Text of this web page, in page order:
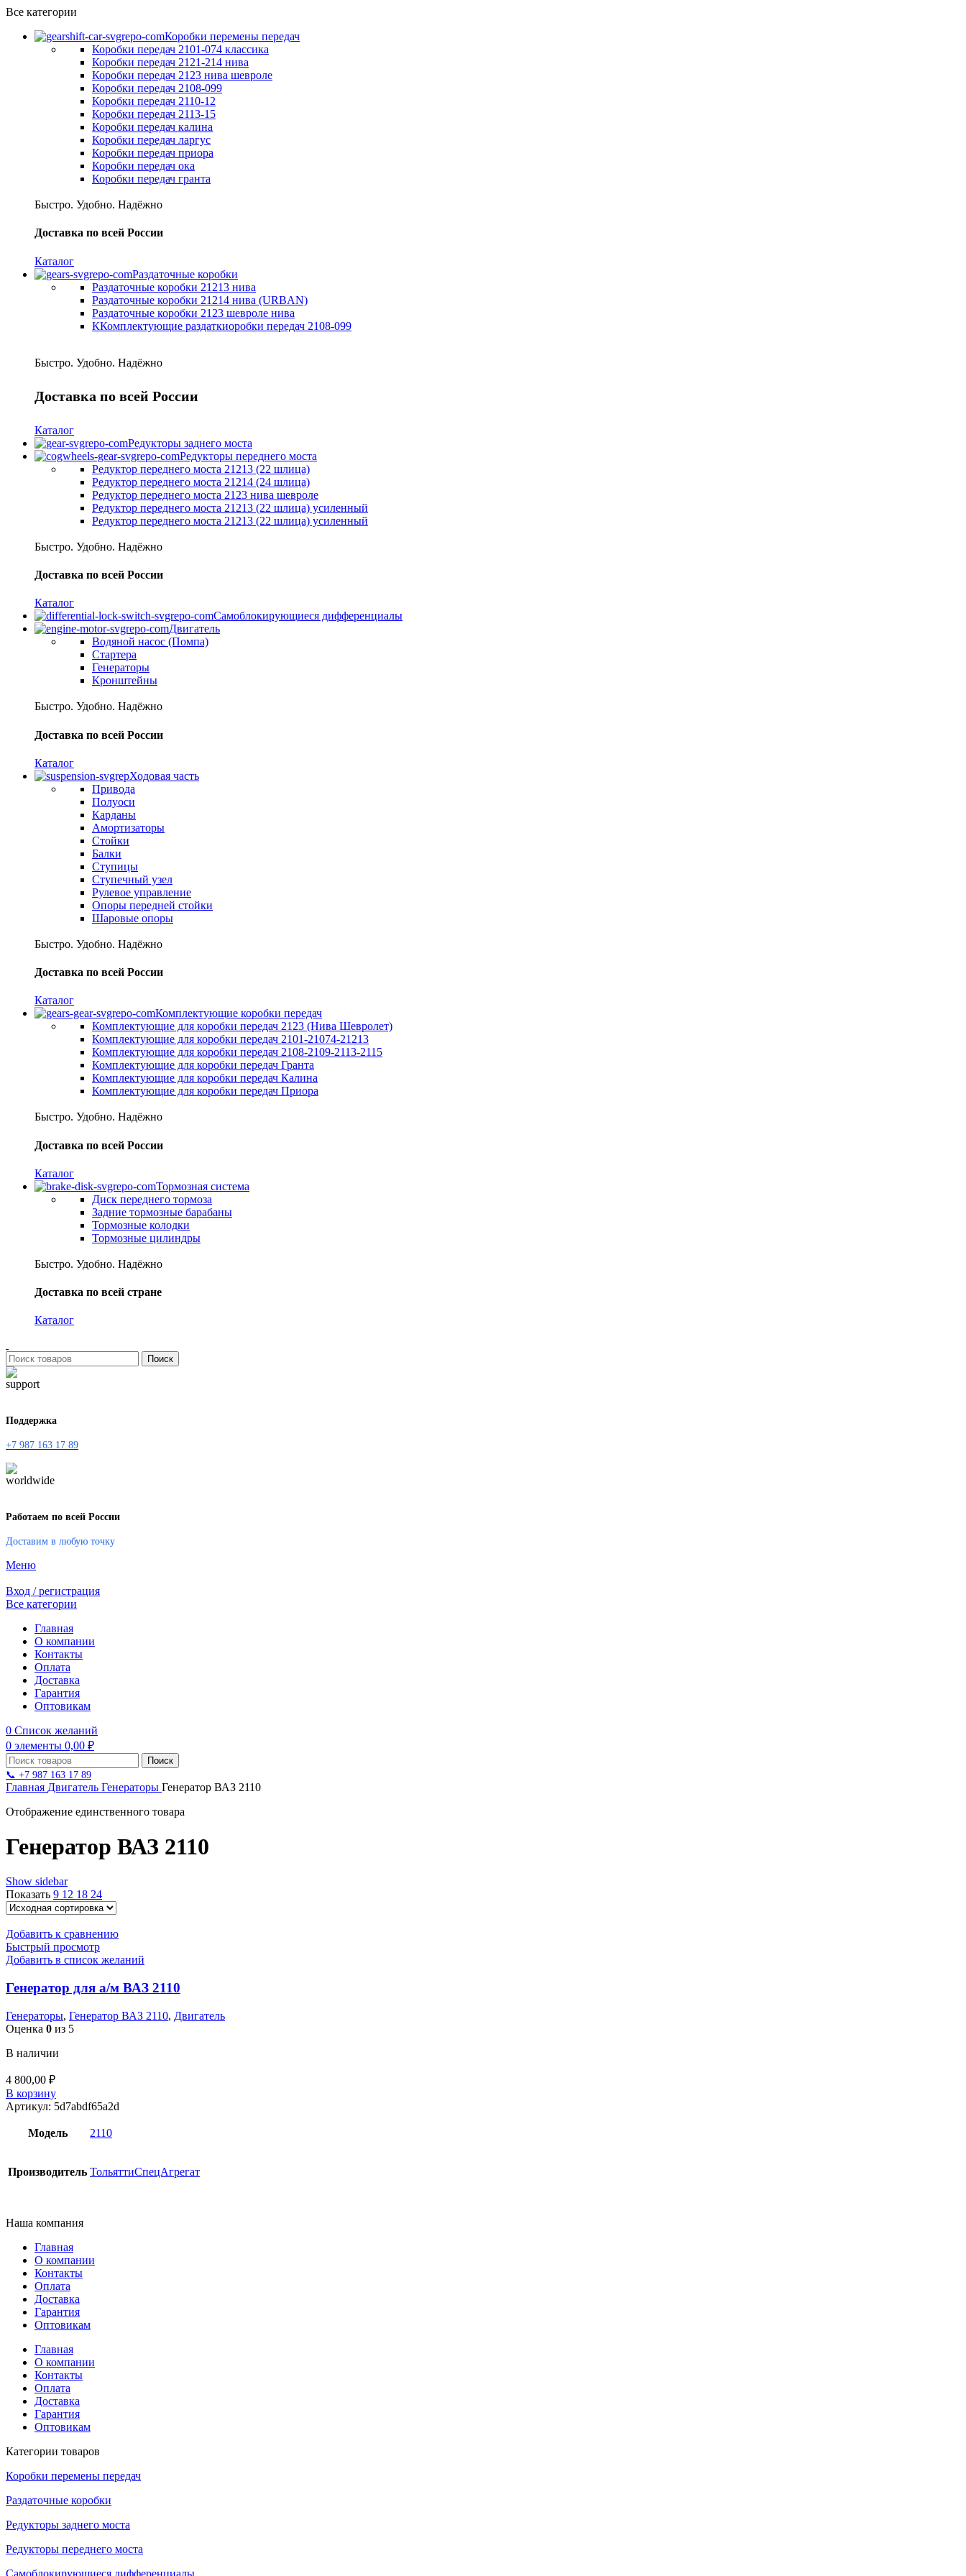
Все категории
Коробки перемены передач
Коробки передач 2101-074 классика
Коробки передач 2121-214 нива
Коробки передач 2123 нива шевроле
Коробки передач 2108-099
Коробки передач 2110-12
Коробки передач 2113-15
Коробки передач калина
Коробки передач ларгус
Коробки передач приора
Коробки передач ока
Коробки передач гранта
Быстро. Удобно. Надёжно
Доставка по всей России
Каталог
Раздаточные коробки
Раздаточные коробки 21213 нива
Раздаточные коробки 21214 нива (URBAN)
Раздаточные коробки 2123 шевроле нива
ККомплектующие раздаткиоробки передач 2108-099
Быстро. Удобно. Надёжно
Доставка по всей России
Каталог
Редукторы заднего моста
Редукторы переднего моста
Редуктор переднего моста 21213 (22 шлица)
Редуктор переднего моста 21214 (24 шлица)
Редуктор переднего моста 2123 нива шевроле
Редуктор переднего моста 21213 (22 шлица) усиленный
Редуктор переднего моста 21213 (22 шлица) усиленный
Быстро. Удобно. Надёжно
Доставка по всей России
Каталог
Самоблокирующиеся дифференциалы
Двигатель
Водяной насос (Помпа)
Стартера
Генераторы
Кронштейны
Быстро. Удобно. Надёжно
Доставка по всей России
Каталог
Ходовая часть
Привода
Полуоси
Карданы
Амортизаторы
Стойки
Балки
Ступицы
Ступечный узел
Рулевое управление
Опоры передней стойки
Шаровые опоры
Быстро. Удобно. Надёжно
Доставка по всей России
Каталог
Комплектующие коробки передач
Комплектующие для коробки передач 2123 (Нива Шевролет)
Комплектующие для коробки передач 2101-21074-21213
Комплектующие для коробки передач 2108-2109-2113-2115
Комплектующие для коробки передач Гранта
Комплектующие для коробки передач Калина
Комплектующие для коробки передач Приора
Быстро. Удобно. Надёжно
Доставка по всей России
Каталог
Тормозная система
Диск переднего тормоза
Задние тормозные барабаны
Тормозные колодки
Тормозные цилиндры
Быстро. Удобно. Надёжно
Доставка по всей стране
Каталог
Поиск
Поддержка
+7 987 163 17 89
Работаем по всей России
Доставим в любую точку
Меню
Вход / регистрация
Все категории
Главная
О компании
Контакты
Оплата
Доставка
Гарантия
Оптовикам
0 Список желаний
0 элементы 0,00 ₽
Поиск
📞 +7 987 163 17 89
Главная Двигатель Генераторы Генератор ВАЗ 2110
Отображение единственного товара
Генератор ВАЗ 2110
Show sidebar
Показать 9 12 18 24
Добавить к сравнению
Быстрый просмотр
Добавить в список желаний
Генератор для а/м ВАЗ 2110
Генераторы, Генератор ВАЗ 2110, Двигатель
Оценка 0 из 5
В наличии
4 800,00 ₽
В корзину
Артикул: 5d7abdf65a2d
Модель 2110
Производитель ТольяттиСпецАгрегат
Наша компания
Главная
О компании
Контакты
Оплата
Доставка
Гарантия
Оптовикам
Главная
О компании
Контакты
Оплата
Доставка
Гарантия
Оптовикам
Категории товаров
Коробки перемены передач
Раздаточные коробки
Редукторы заднего моста
Редукторы переднего моста
Самоблокирующиеся дифференциалы